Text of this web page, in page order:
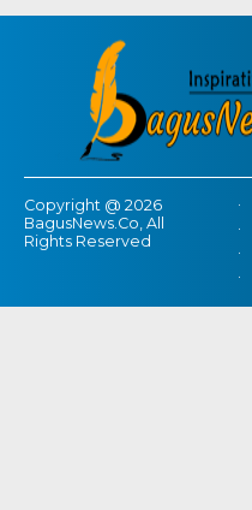
Copyright @ 2026
BagusNews.Co, All
Rights Reserved